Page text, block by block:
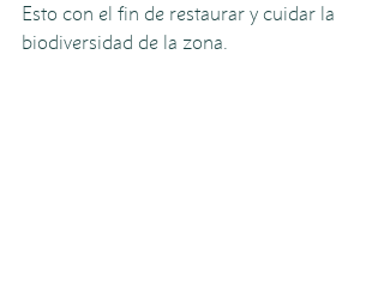
Esto con el fin de restaurar y cuidar la
biodiversidad de la zona.